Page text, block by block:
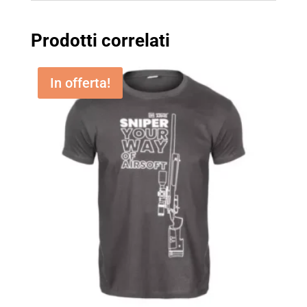
Prodotti correlati
In offerta!